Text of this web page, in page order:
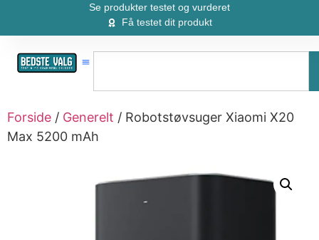
Se produkter testet og vurderet
Få testet dit produkt
Forside / Generelt / Robotstøvsuger Xiaomi X20
Max 5200 mAh